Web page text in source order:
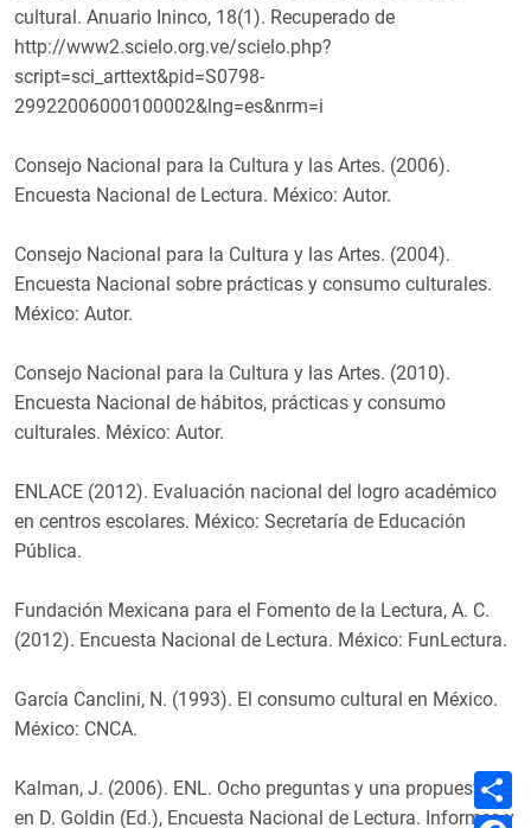
m
cultural. Anuario Ininco, 18(1). Recuperado de
http://www2.scielo.org.ve/scielo.php?
script=sci_arttext&pid=S0798-
29922006000100002&lng=es&nrm=i
Consejo Nacional para la Cultura y las Artes. (2006).
Encuesta Nacional de Lectura. México: Autor.
Consejo Nacional para la Cultura y las Artes. (2004).
Encuesta Nacional sobre prácticas y consumo culturales.
México: Autor.
Consejo Nacional para la Cultura y las Artes. (2010).
Encuesta Nacional de hábitos, prácticas y consumo
culturales. México: Autor.
ENLACE (2012). Evaluación nacional del logro académico
en centros escolares. México: Secretaría de Educación
Pública.
Fundación Mexicana para el Fomento de la Lectura, A. C.
(2012). Encuesta Nacional de Lectura. México: FunLectura.
García Canclini, N. (1993). El consumo cultural en México.
México: CNCA.
Kalman, J. (2006). ENL. Ocho preguntas y una propuesta,
en D. Goldin (Ed.), Encuesta Nacional de Lectura. Informes y